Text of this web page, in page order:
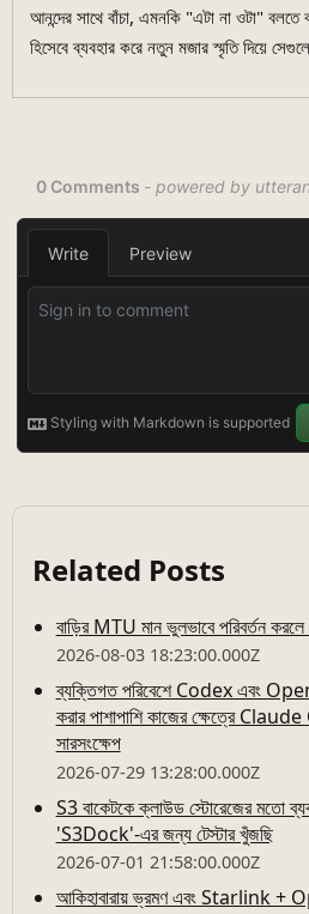
আনন্দের সাথে বাঁচা, এমনকি "এটা না ওটা"
হিসেবে ব্যবহার করে নতুন মজার স্মৃতি দিয়ে
Related Posts
বাড়ির MTU মান ভুলভাবে পরিবর্তন
2026-08-03 18:23:00.000Z
ব্যক্তিগত পরিবেশে Codex এবং
করার পাশাপাশি কাজের ক্ষেত্রে
সারসংক্ষেপ
2026-07-29 13:28:00.000Z
S3 বাকেটকে ক্লাউড স্টোরেজের মতো
'S3Dock'-এর জন্য টেস্টার খুঁজছি
2026-07-01 21:58:00.000Z
আকিহাবারায় ভ্রমণ এবং Starlink +